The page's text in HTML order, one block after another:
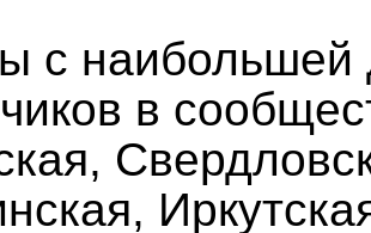
с наибольшей
в